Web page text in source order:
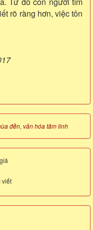
rõ ràng hơn, việc tôn
đền, văn hóa tâm linh
viết